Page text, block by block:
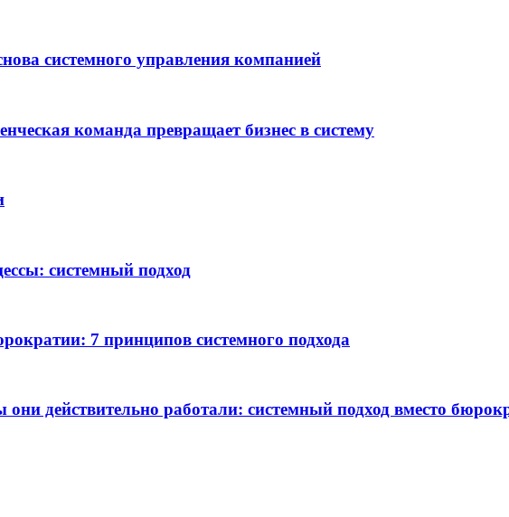
системного управления компанией
команда превращает бизнес в систему
системный подход
7 принципов системного подхода
они действительно работали: системный подход вместо